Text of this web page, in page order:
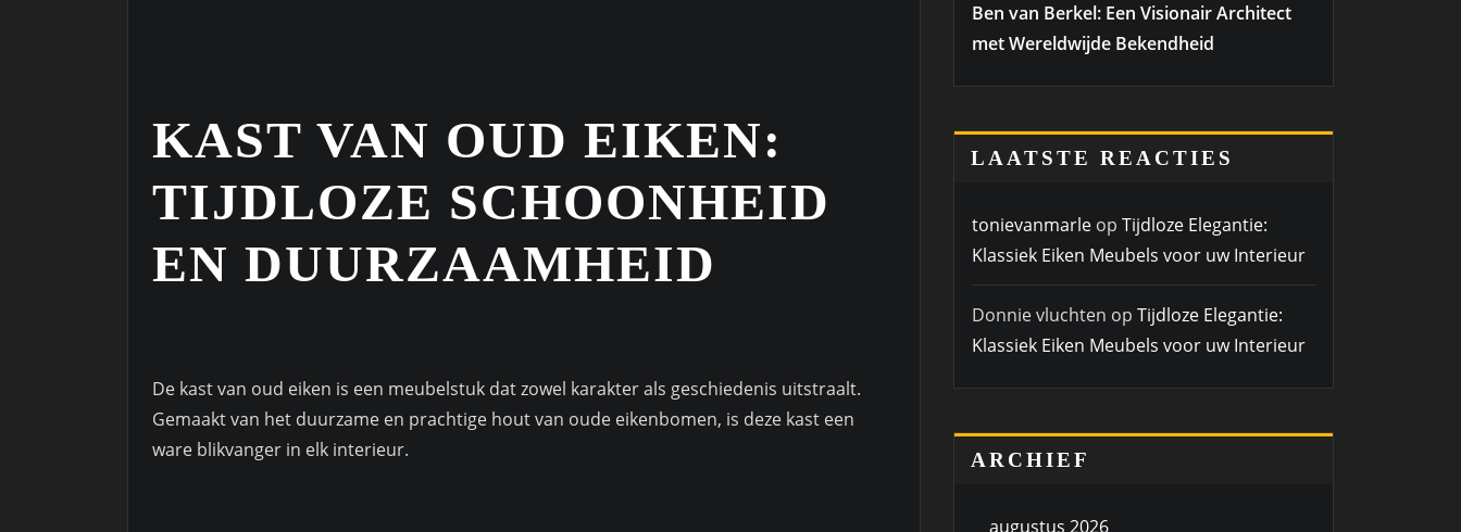
KAST VAN OUD EIKEN:
TIJDLOZE SCHOONHEID
EN DUURZAAMHEID
De kast van oud eiken is een meubelstuk dat zowel karakter als geschiedenis uitstraalt.
Gemaakt van het duurzame en prachtige hout van oude eikenbomen, is deze kast een
ware blikvanger in elk interieur.
Ben van Berkel: Een Visionair Architect
met Wereldwijde Bekendheid
LAATSTE REACTIES
tonievanmarle op Tijdloze Elegantie:
Klassiek Eiken Meubels voor uw Interieur
Donnie vluchten op Tijdloze Elegantie:
Klassiek Eiken Meubels voor uw Interieur
ARCHIEF
augustus 2026